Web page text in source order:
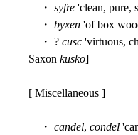
・ sȳfre 'clean, pure,
・ byxen 'of box
・ ? cūsc 'virtuous,
Saxon kusko]
[ Miscellaneous ]
・ candel, condel